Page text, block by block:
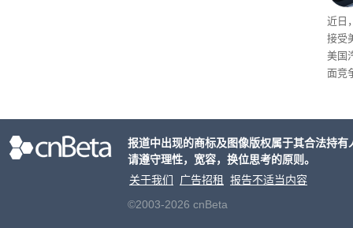
给
近日
接受
美国
面竞
报道中出现的商标及图像版权属于其合法持
请遵守理性，宽容，换位思考的原则。
关于我们
广告招租
报告不适当内容
©2003-2026 cnBeta